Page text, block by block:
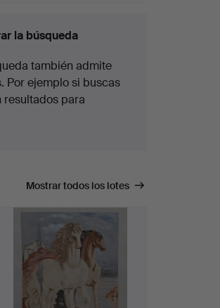
la búsqueda
también admite
Por ejemplo si buscas
resultados para
Mostrar todos los lotes